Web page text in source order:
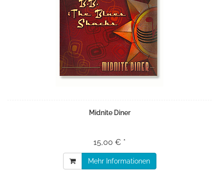
Midnite Diner
15,00 € *
Mehr Informationen